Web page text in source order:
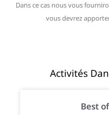
Activités
Best
Dans ce cas nous vous
vous devrez